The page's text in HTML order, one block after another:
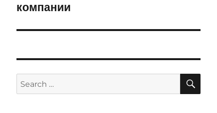
компании
Search
for: